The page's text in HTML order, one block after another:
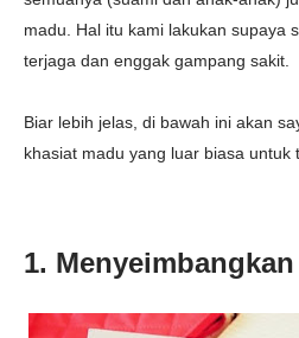
madu. Hal itu kami lakukan supaya
terjaga dan enggak gampang sakit.
Biar lebih jelas, di bawah ini akan
khasiat madu yang luar biasa untuk
1.